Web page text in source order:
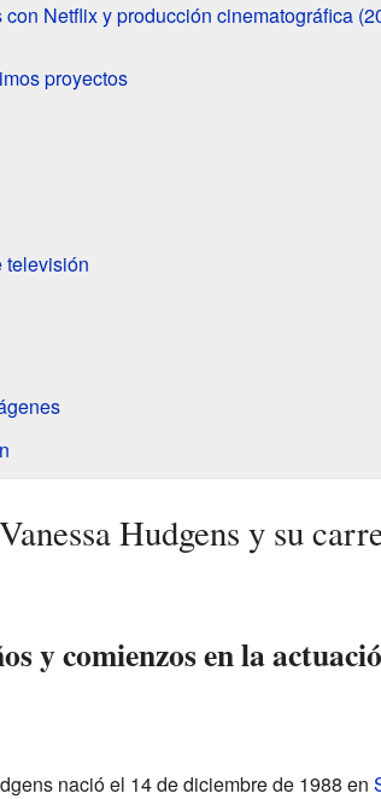
con Netflix y producción cinematográfica
proyectos
televisión
Hudgens y su
y comienzos en la
nació el 14 de diciembre de 1988 en